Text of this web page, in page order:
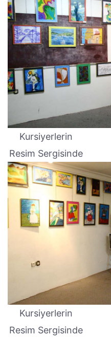
Kursiyerlerin
Resim Sergisinde
Kursiyerlerin
Resim Sergisinde